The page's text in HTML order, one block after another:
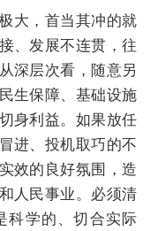
大，首当其冲的就
、发展不连贯，往
深层次看，随意另
生保障、基础设施
身利益。如果放任
进、投机取巧的不
效的良好氛围，造
人民事业。必须清
科学的、切合实际